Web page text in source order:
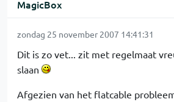
MagicBox
zondag 25 november 2007 14:41:31
Dit is zo vet... zit met regelmaat
slaan
Afgezien van het flatcable